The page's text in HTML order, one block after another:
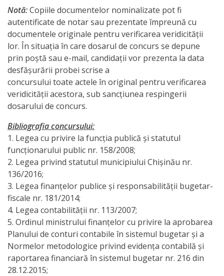
pe
semestrul
I
al
anului
2019
Executarea
bugetului
municipal
Chișinău
pe
anul
2018
Transparență
Notă:Copiile documentelor nominalizate pot fi
autentificate de notar sau prezentate împreună cu
documentele originale pentru verificarea veridicităţii
lor. În situaţia în care dosarul de concurs se depune
prin poştă sau e-mail, candidaţii vor prezenta la data
desfăşurării probei scrise a
concursului toate actele în original pentru verificarea
veridicităţii acestora, sub sancţiunea respingerii
dosarului de concurs.
Bibliografia concursului:
1. Legea cu privire la funcţia publică şi statutul
funcţionarului public nr. 158/2008;
2. Legea privind statutul municipiului Chişinău nr.
136/2016;
3. Legea finanţelor publice şi responsabilităţii bugetar-
fiscale nr. 181/2014;
4. Legea contabilităţii nr. 113/2007;
5. Ordinul ministrului finanţelor cu privire la aprobarea
Planului de conturi contabile în sistemul bugetar şi a
Normelor metodologice privind evidenţa contabilă şi
raportarea financiară în sistemul bugetar nr. 216 din
28.12.2015;